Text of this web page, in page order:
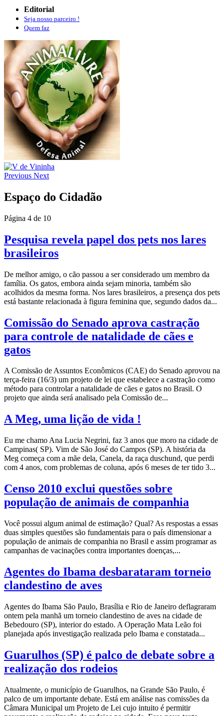
Editorial
Seja nosso parceiro !
Quem faz
Previous Next
Espaço do Cidadão
Página 4 de 10
Pesquisa revela papel dos pets nos lares
brasileiros
De melhor amigo, o cão passou a ser considerado um membro da
família. Os gatos, embora ainda sejam minoria, também são
acolhidos da mesma forma. Nos lares brasileiros, a presença dos pets
está bastante relacionada à figura feminina que, segundo dados da...
Comissão do Senado aprova castração
para controle de natalidade de cães e
gatos
A Comissão de Assuntos Econômicos (CAE) do Senado aprovou na
terça-feira (16/3) um projeto de lei que estabelece a castração como
método para controlar a natalidade de cães e gatos no Brasil. O
projeto que ainda será analisado pela Comissão de...
A Meg, uma lição de vida !
Eu me chamo Ana Lucia Negrini, faz 3 anos que moro na cidade de
Campinas( SP). Vim de São José do Campos (SP). A história da
Meg começa com a mãe dela, Canela, da raça duschund, que perdi
com 4 anos, com problemas de coluna, após 6 meses de ter tido 3...
Censo 2010 exclui questões sobre
população de animais de companhia
Você possui algum animal de estimação? Qual? As respostas a essas
duas simples questões são fundamentais para o país dimensionar a
população de animais de companhia no Brasil e assim programar as
campanhas de vacinações contra importantes doenças,...
Agentes do Ibama desbarataram torneio
clandestino de aves
Agentes do Ibama São Paulo, Brasília e Rio de Janeiro deflagraram
ontem pela manhã um torneio clandestino de aves na cidade de
Bebedouro (SP), interior do estado. A Operação Mata Leão foi
planejada após investigação realizada pelo Ibama e constatada...
Guarulhos (SP) é palco de debate sobre a
realização dos rodeios
Atualmente, o município de Guarulhos, na Grande São Paulo, é
palco de um importante debate. Está em análise nas comissões da
Câmara Municipal um Projeto de Lei cujo intuito é permitir